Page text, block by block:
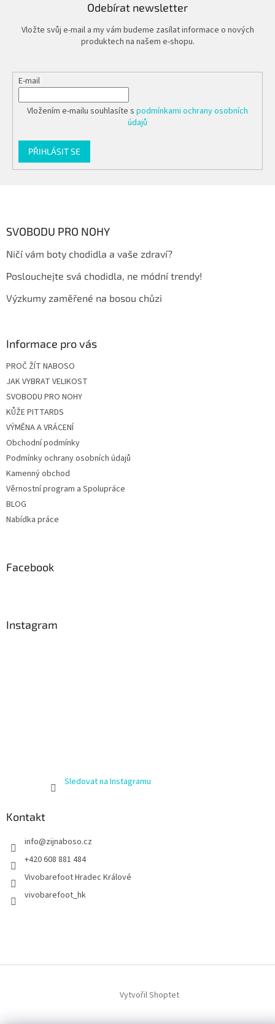
Odebírat newsletter
Vložte svůj e-mail a my vám budeme zasílat informace o nových
produktech na našem e-shopu.
E-mail
Vložením e-mailu souhlasíte s podmínkami ochrany osobních
údajů
PŘIHLÁSIT SE
SVOBODU PRO NOHY
Ničí vám boty chodidla a vaše zdraví?
Poslouchejte svá chodidla, ne módní trendy!
Výzkumy zaměřené na bosou chůzi
Informace pro vás
PROČ ŽÍT NABOSO
JAK VYBRAT VELIKOST
SVOBODU PRO NOHY
KŮŽE PITTARDS
VÝMĚNA A VRÁCENÍ
Obchodní podmínky
Podmínky ochrany osobních údajů
Kamenný obchod
Věrnostní program a Spolupráce
BLOG
Nabídka práce
Facebook
Instagram
Sledovat na Instagramu
Kontakt
info@zijnaboso.cz
+420 608 881 484
Vivobarefoot Hradec Králové
vivobarefoot_hk
Vytvořil Shoptet